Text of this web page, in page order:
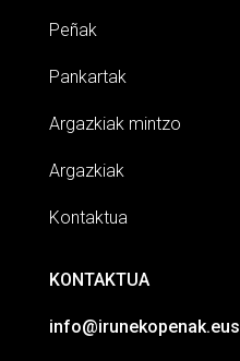
Peñak
Pankartak
Argazkiak mintzo
Argazkiak
Kontaktua
KONTAKTUA
info@irunekopenak.eus